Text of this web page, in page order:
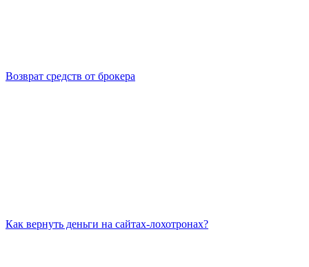
Возврат средств от брокера
Как вернуть деньги на сайтах-лохотронах?